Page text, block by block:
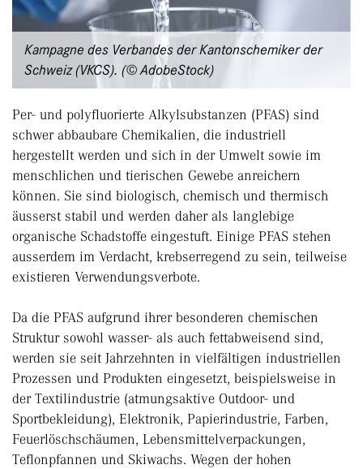
Kampagne des Verbandes der Kantonschemiker der
Schweiz (VKCS). (© AdobeStock)
Per- und polyfluorierte Alkylsubstanzen (PFAS) sind
schwer abbaubare Chemikalien, die industriell
hergestellt werden und sich in der Umwelt sowie im
menschlichen und tierischen Gewebe anreichern
können. Sie sind biologisch, chemisch und thermisch
äusserst stabil und werden daher als langlebige
organische Schadstoffe eingestuft. Einige PFAS stehen
ausserdem im Verdacht, krebserregend zu sein, teilweise
existieren Verwendungsverbote.
Da die PFAS aufgrund ihrer besonderen chemischen
Struktur sowohl wasser- als auch fettabweisend sind,
werden sie seit Jahrzehnten in vielfältigen industriellen
Prozessen und Produkten eingesetzt, beispielsweise in
der Textilindustrie (atmungs­aktive Outdoor- und
Sportbekleidung), Elektronik, Papierindustrie, Farben,
Feuerlöschschäumen, Lebensmittelverpackungen,
Teflonpfannen und Skiwachs. Wegen der hohen